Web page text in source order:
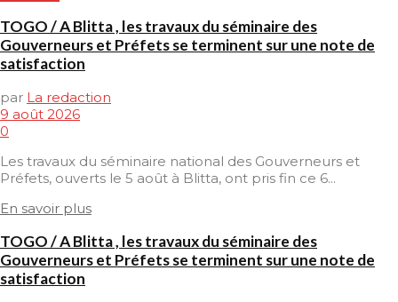
TOGO / A Blitta , les travaux du séminaire des
Gouverneurs et Préfets se terminent sur une note de
satisfaction
par La redaction
9 août 2026
0
Les travaux du séminaire national des Gouverneurs et
Préfets, ouverts le 5 août à Blitta, ont pris fin ce 6...
En savoir plus
TOGO / A Blitta , les travaux du séminaire des
Gouverneurs et Préfets se terminent sur une note de
satisfaction